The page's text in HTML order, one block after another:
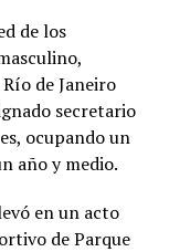
de los
de Janeiro
secretario
ocupando un
año y medio.
en un acto
de Parque